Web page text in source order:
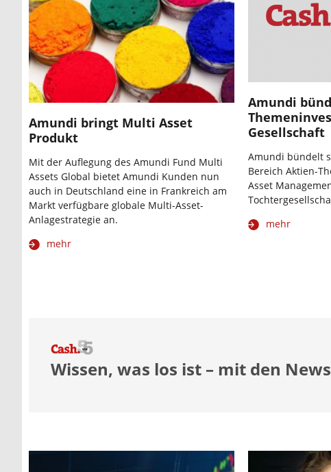
Amundi bringt Multi Asset
Produkt
Mit der Auflegung des Amundi Fund Multi
Assets Global bietet Amundi Kunden nun
auch in Deutschland eine in Frankreich am
Markt verfügbare globale Multi-Asset-
Anlagestrategie an.
mehr
Amundi
Gesellschaft
Amundi bündelt
Bereich Aktien-
Asset
mehr
Wissen, was los ist – mit den